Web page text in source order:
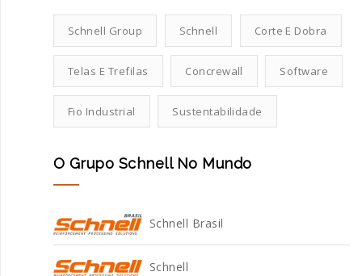
Schnell Group Schnell Corte E Dobra
Telas E Trefilas Concrewall Software
Fio Industrial Sustentabilidade
O Grupo Schnell No Mundo
Schnell Brasil
Schnell